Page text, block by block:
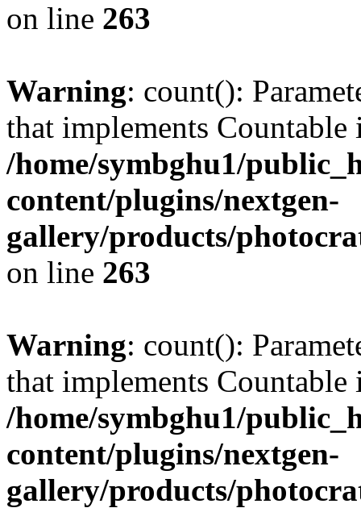
on line 263
Warning: count():
that implements Countable
/home/symbghu1/
content/plugins/nextgen-
gallery/products/
on line 263
Warning: count():
that implements Countable
/home/symbghu1/
content/plugins/nextgen-
gallery/products/